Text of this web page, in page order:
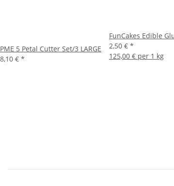
PME 5 Petal Cutter Set/3 LARGE
8,10 € *
FunCakes Edible
2,50 € *
125,00 € per 1 kg